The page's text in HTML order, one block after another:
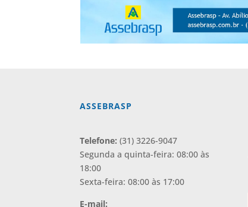
ASSEBRASP
Telefone: (31) 3226-9047
Segunda a quinta-feira: 08:00 às
18:00
Sexta-feira: 08:00 às 17:00
E-mail: